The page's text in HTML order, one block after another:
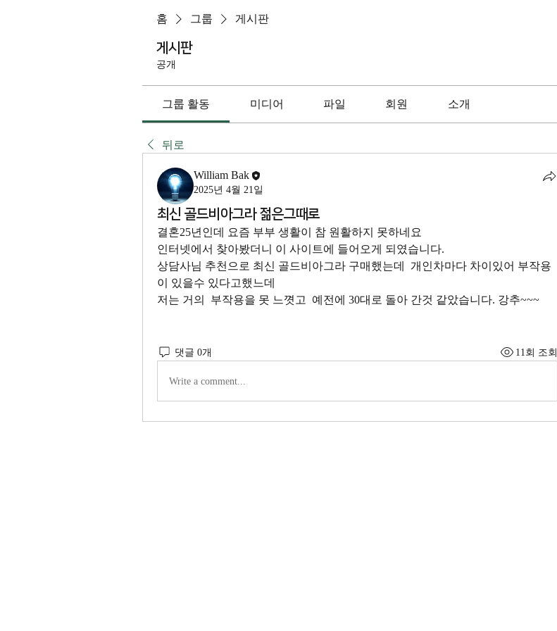
홈 그룹 게시판
게시판
공개
그룹 활동 미디어 파일 회원 소개
뒤로
William Bak
2025년 4월 21일
최신 골드비아그라 젊은그때로
결혼25년인데 요즘 부부 생활이 참 원활하지 못하네요
인터넷에서 찾아봤더니 이 사이트에 들어오게 되였습니다.
상담사님 추천으로 최신 골드비아그라 구매했는데  개인차마다 차이있어 부작용
이 있을수 있다고했느데
저는 거의  부작용을 못 느꼇고  예전에 30대로 돌아 간것 같았습니다. 강추~~~
댓글 0개 11회 조회
Write a comment...